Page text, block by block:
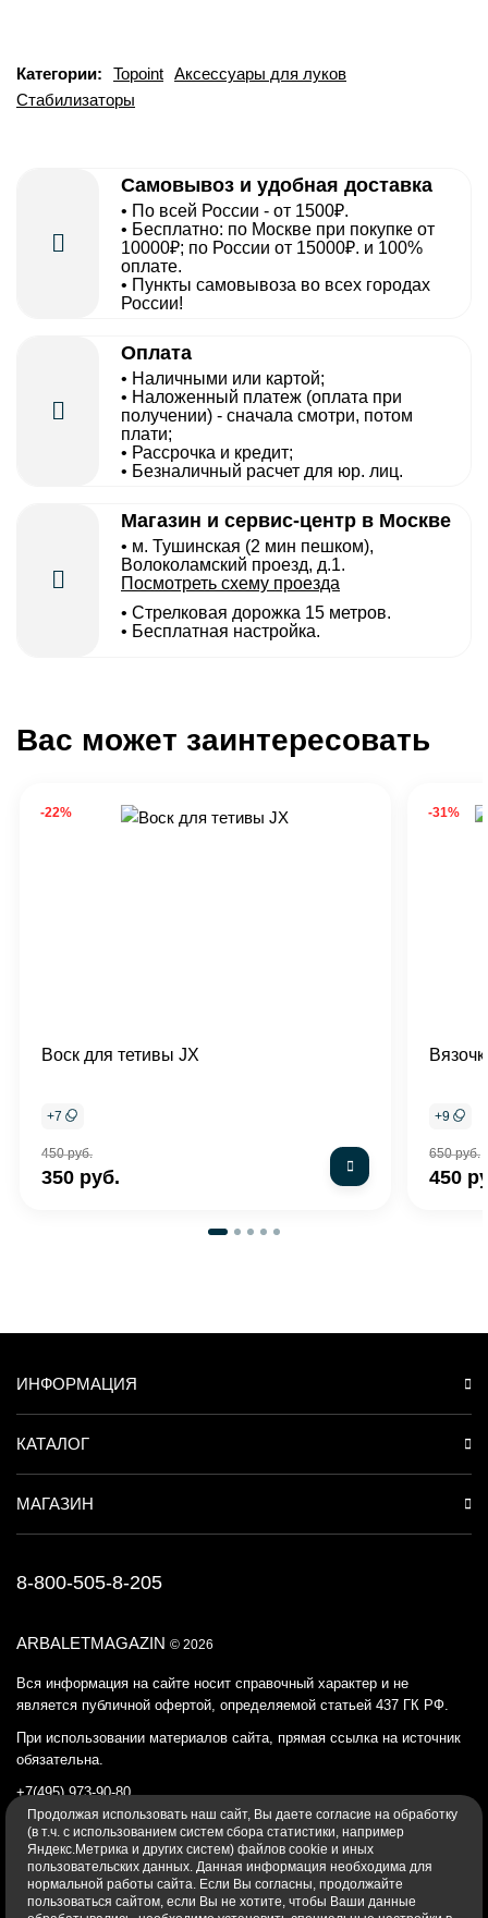
Категории: Topoint Аксессуары для луков
Стабилизаторы
Самовывоз и удобная доставка
• По всей России - от 1500₽.
• Бесплатно: по Москве при покупке от
10000₽; по России от 15000₽. и 100%
оплате.
• Пункты самовывоза во всех городах
России!
Оплата
• Наличными или картой;
• Наложенный платеж (оплата при
получении) - сначала смотри, потом
плати;
• Рассрочка и кредит;
• Безналичный расчет для юр. лиц.
Магазин и сервис-центр в Москве
• м. Тушинская (2 мин пешком),
Волоколамский проезд, д.1.
Посмотреть схему проезда
• Cтрелковая дорожка 15 метров.
• Бесплатная настройка.
Вас может заинтересовать
-22%
Воск для тетивы JX
+7
450 руб.
350 руб.
-31%
+9
650 руб.
450
ARBALETMAGAZIN © 2026
Вся информация на сайте носит справочный характер и не
является публичной офертой, определяемой статьей 437 ГК РФ.
При использовании материалов сайта, прямая ссылка на источник
обязательна.
+7(495) 973-90-80
Политика конфиденциальности
ИНФОРМАЦИЯ
КАТАЛОГ
МАГАЗИН
8-800-505-8-205
Продолжая использовать наш cайт, Вы даете согласие на обработку
(в т.ч. с использованием систем сбора статистики, например
Яндекс.Метрика и других систем) файлов cookie и иных
пользовательских данных. Данная информация необходима для
нормальной работы сайта. Если Вы согласны, продолжайте
пользоваться сайтом, если Вы не хотите, чтобы Ваши данные